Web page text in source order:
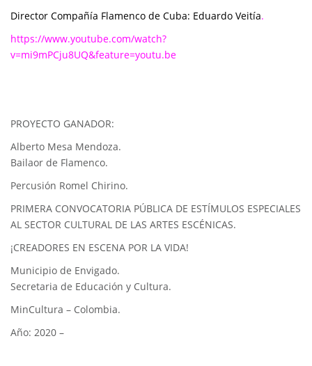
Director Compañía Flamenco de Cuba: Eduardo Veitía.
https://www.youtube.com/watch?
v=mi9mPCju8UQ&feature=youtu.be
PROYECTO GANADOR:
Alberto Mesa Mendoza.
Bailaor de Flamenco.
Percusión Romel Chirino.
PRIMERA CONVOCATORIA PÚBLICA DE ESTÍMULOS ESPECIALES
AL SECTOR CULTURAL DE LAS ARTES ESCÉNICAS.
¡CREADORES EN ESCENA POR LA VIDA!
Municipio de Envigado.
Secretaria de Educación y Cultura.
MinCultura – Colombia.
Año: 2020 –